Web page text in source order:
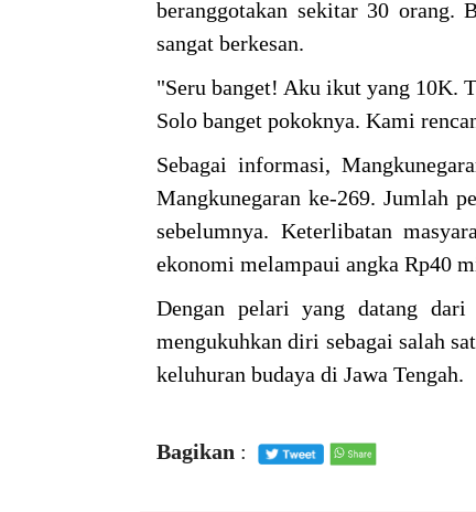
beranggotakan sekitar 30 orang.
sangat berkesan.
"Seru banget! Aku ikut yang 10K.
Solo banget pokoknya. Kami
Sebagai informasi,
Mangkunegaran ke-269. Jumlah
sebelumnya. Keterlibatan
ekonomi melampaui angka Rp40
Dengan pelari yang datang dari
mengukuhkan diri sebagai salah
keluhuran budaya di Jawa Tengah.
Bagikan :